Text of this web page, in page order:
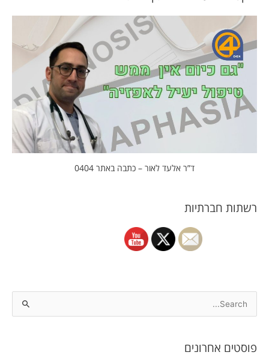
ד”ר אלעד לאור – כתבה באתר 0404
רשתות חברתיות
rפוסטים אחרונים